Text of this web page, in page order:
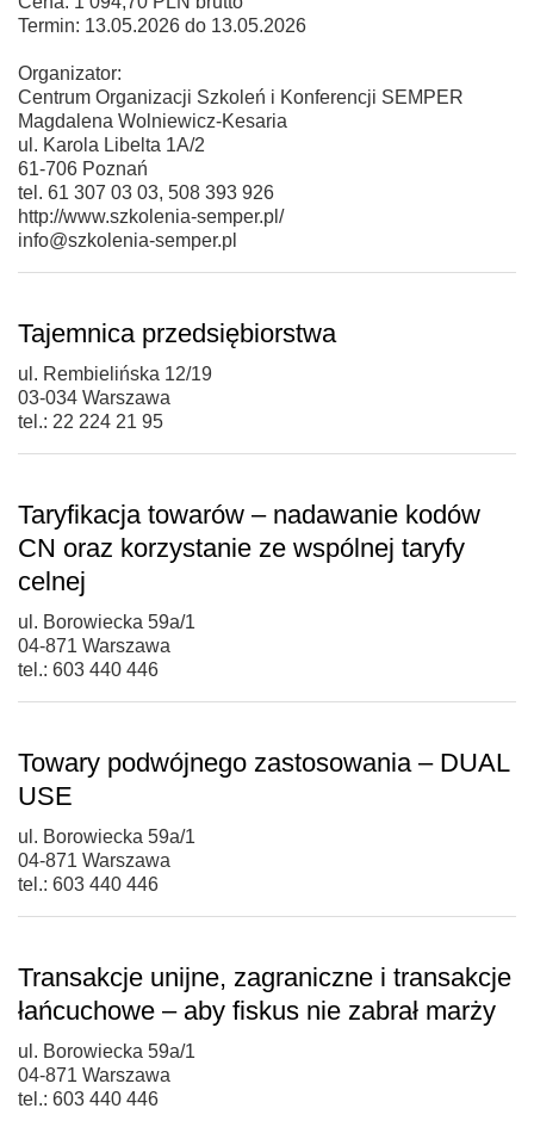
Termin: 13.05.2026 do 13.05.2026
Organizator:
Centrum Organizacji Szkoleń i Konferencji SEMPER
Magdalena Wolniewicz-Kesaria
ul. Karola Libelta 1A/2
61-706 Poznań
tel. 61 307 03 03, 508 393 926
http://www.szkolenia-semper.pl/
info@szkolenia-semper.pl
Tajemnica przedsiębiorstwa
ul. Rembielińska 12/19
03-034 Warszawa
tel.: 22 224 21 95
Taryfikacja towarów – nadawanie kodów
CN oraz korzystanie ze wspólnej taryfy
celnej
ul. Borowiecka 59a/1
04-871 Warszawa
tel.: 603 440 446
Towary podwójnego zastosowania – DUAL
USE
ul. Borowiecka 59a/1
04-871 Warszawa
tel.: 603 440 446
Transakcje unijne, zagraniczne i transakcje
łańcuchowe – aby fiskus nie zabrał marży
ul. Borowiecka 59a/1
04-871 Warszawa
tel.: 603 440 446